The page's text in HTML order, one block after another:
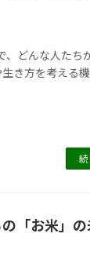
、どんな人たち
き方を考える
「お米」